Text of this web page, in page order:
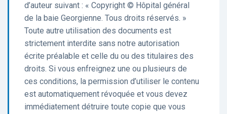
d’auteur suivant : « Copyright © Hôpital général
de la baie Georgienne. Tous droits réservés. »
Toute autre utilisation des documents est
strictement interdite sans notre autorisation
écrite préalable et celle du ou des titulaires des
droits. Si vous enfreignez une ou plusieurs de
ces conditions, la permission d’utiliser le contenu
est automatiquement révoquée et vous devez
immédiatement détruire toute copie que vous